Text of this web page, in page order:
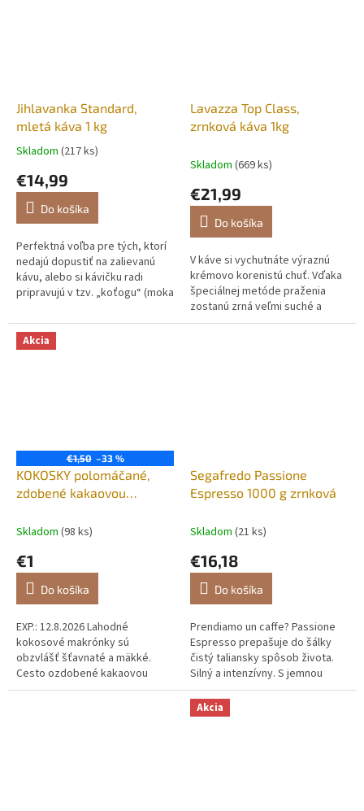
Jihlavanka Standard,
mletá káva 1 kg
Priemerné
produktu
1,8
5
hviezdičiek.
Skladom (217 ks)
€14,99
Do košíka
Perfektná voľba pre tých, ktorí
nedajú dopustiť na zalievanú
kávu, alebo si kávičku radi
pripravujú v tzv. „koťogu“ (moka
preverená kvalita a...
Lavazza Top Class,
zrnková káva 1kg
Skladom (669 ks)
€21,99
Do košíka
V káve si vychutnáte výraznú
krémovo korenistú chuť. Vďaka
špeciálnej metóde praženia
zostanú zrná veľmi suché a
preto je káva vhodná do
Akcia
€1,50 –33 %
KOKOSKY polomáčané,
zdobené kakaovou
Skladom (98 ks)
€1
Do košíka
EXP.: 12.8.2026 Lahodné
kokosové makrónky sú
obzvlášť šťavnaté a mäkké.
Cesto ozdobené kakaovou
polevou získava ľahkú
Segafredo Passione
Espresso 1000 g zrnková
Skladom (21 ks)
€16,18
Do košíka
Prendiamo un caffe? Passione
Espresso prepašuje do šálky
čistý taliansky spôsob života.
Silný a intenzívny. S jemnou
chuťou, s príjemnými odtieňmi
tmavej čokolády a orieškov....
Akcia